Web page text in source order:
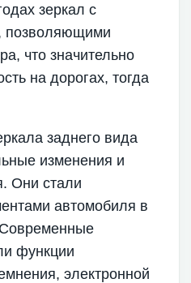
зеркал с
позволяющими
что значительно
на дорогах, тогда
заднего вида
изменения и
Они стали
автомобиля в
функции
электронной